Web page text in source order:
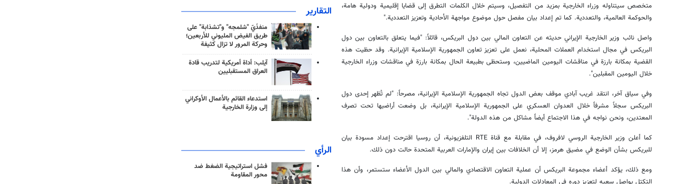
متخصص سيتناوله وزراء الخارجية بمزيد من التفصيل، وسيتم خلال الكلمات التطرق إلى قضايا إقليمية ودولية هامة،
والحوكمة العالمية، والتعددية. كما تم إعداد بيان مفصل حول موضوع مواجهة الأحادية وتعزيز التعددية."
واصل نائب وزير الخارجية الإيراني حديثه عن التعاون المالي بين دول البريكس، قائلاً: "فيما يتعلق بالتعاون بين دول
البريكس في مجال استخدام العملات المحلية، نعمل على تعزيز تعاون الجمهورية الإسلامية الإيرانية. وقد حظيت هذه
القضية بمكانة بارزة في مناقشات اليومين الماضيين، وستحظى بطبيعة الحال بمكانة بارزة في مناقشات وزراء الخارجية
خلال اليومين المقبلين".
وفي سياق آخر، انتقد غريب آبادي موقف بعض الدول تجاه الجمهورية الإسلامية الإيرانية، مصرحاً: "لم تُظهر إحدى دول
البريكس سجلاً مشرفاً خلال العدوان العسكري على الجمهورية الإسلامية الإيرانية، بل وضعت أراضيها تحت تصرف
المعتدين، ونحن نواجه في هذا الاجتماع أيضاً مشاكل من هذه الدولة".
كما أعلن وزير الخارجية الروسي لافروف، في مقابلة مع قناة RTE التلفزيونية، أن روسيا اقترحت إعداد مسودة بيان
للبريكس بشأن الوضع في مضيق هرمز، إلا أن الخلافات بين إيران والإمارات العربية المتحدة حالت دون ذلك.
ومع ذلك، يؤكد أعضاء مجموعة البريكس أن عملية التعاون الاقتصادي والمالي بين الدول الأعضاء ستستمر، وأن هذا
التكتل يواصل سعيه لتعزيز دوره في المعادلات الدولية.
التقارير
منفذَيّ "شلمجه" و"تشذابة" على
طريق الفيض المليوني للأربعين؛
وحركة المرور لا تزال كثيفة
آيلب: أداة أمريكية لتدريب قادة
العراق المستقبليين
استدعاء القائم بالأعمال الأوكراني
إلى وزارة الخارجية
الرأي
فشل استراتيجية الضغط ضد
محور المقاومة